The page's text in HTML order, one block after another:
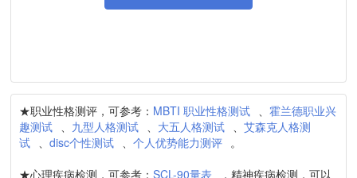
★职业性格测评，可参考： MBTI 职业性格测试 、霍兰德职业兴
趣测试 、 九型人格测试 、 大五人格测试 、艾森克人格测
试 、disc个性测试 、个人优势能力测评 。
★心理疾病检测，可参考：SCL-90量表
，精神疾病检测，可以